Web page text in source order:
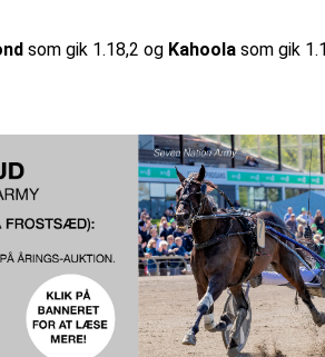
som gik 1.18,2 og Kahoola som gik